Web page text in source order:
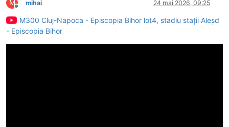
M
Deconectat
mihai 24 mai 2026, 09:25
M300 Cluj-Napoca - Episcopia Bihor lot4, stadiu stații Aleșd
- Episcopia Bihor